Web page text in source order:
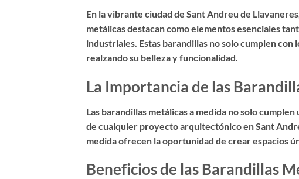
En la vibrante ciudad de Sant Andreu de
metálicas destacan como elementos esenciales
industriales. Estas barandillas no solo cumplen
realzando su belleza y funcionalidad.
La Importancia de las
Las barandillas metálicas a medida no solo
de cualquier proyecto arquitectónico en Sant
medida ofrecen la oportunidad de crear espacios
Beneficios de las Barandillas